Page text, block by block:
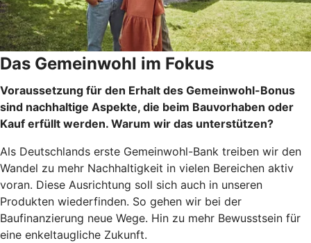
Das Gemeinwohl im Fokus
Voraussetzung für den Erhalt des Gemeinwohl-Bonus
sind nachhaltige Aspekte, die beim Bauvorhaben oder
Kauf erfüllt werden. Warum wir das unterstützen?
Als Deutschlands erste Gemeinwohl-Bank treiben wir den
Wandel zu mehr Nachhaltigkeit in vielen Bereichen aktiv
voran. Diese Ausrichtung soll sich auch in unseren
Produkten wiederfinden. So gehen wir bei der
Baufinanzierung neue Wege. Hin zu mehr Bewusstsein für
eine enkeltaugliche Zukunft.